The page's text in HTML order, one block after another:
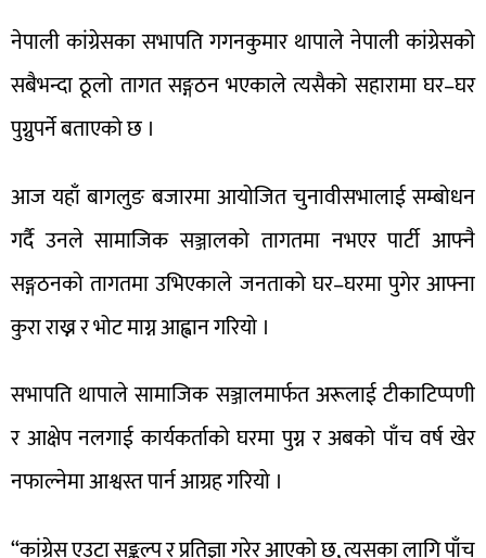
नेपाली कांग्रेसका सभापति गगनकुमार थापाले नेपाली कांग्रेसको
सबैभन्दा ठूलो तागत सङ्गठन भएकाले त्यसैको सहारामा घर–घर
पुग्नुपर्ने बताएको छ ।
आज यहाँ बागलुङ बजारमा आयोजित चुनावीसभालाई सम्बोधन
गर्दै उनले सामाजिक सञ्जालको तागतमा नभएर पार्टी आफ्नै
सङ्गठनको तागतमा उभिएकाले जनताको घर–घरमा पुगेर आफ्ना
कुरा राख्न र भोट माग्न आह्वान गरियो ।
सभापति थापाले सामाजिक सञ्जालमार्फत अरूलाई टीकाटिप्पणी
र आक्षेप नलगाई कार्यकर्ताको घरमा पुग्न र अबको पाँच वर्ष खेर
नफाल्नेमा आश्वस्त पार्न आग्रह गरियो ।
“कांग्रेस एउटा सङ्कल्प र प्रतिज्ञा गरेर आएको छ, त्यसका लागि पाँच